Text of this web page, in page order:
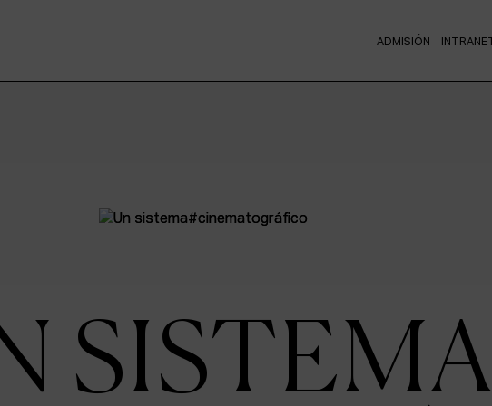
ADMISIÓN INTRANET
SISTEMA